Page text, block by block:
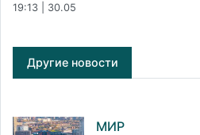
19:13 | 30.05
Другие новости
МИР